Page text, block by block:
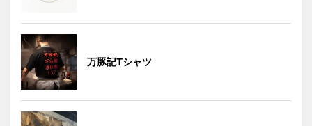
万豚記Tシャツ